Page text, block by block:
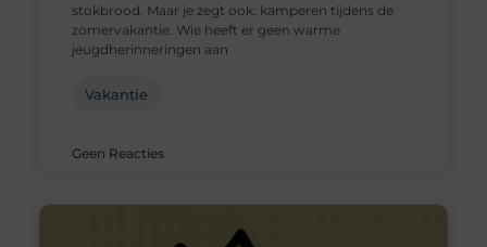
stokbrood. Maar je zegt ook: kamperen tijdens de
zomervakantie. Wie heeft er geen warme
jeugdherinneringen aan
Vakantie
Geen Reacties